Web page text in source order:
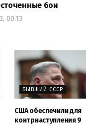
бои
00:13
БЫВШИЙ СССР
США обеспечили для
контрнаступления 9